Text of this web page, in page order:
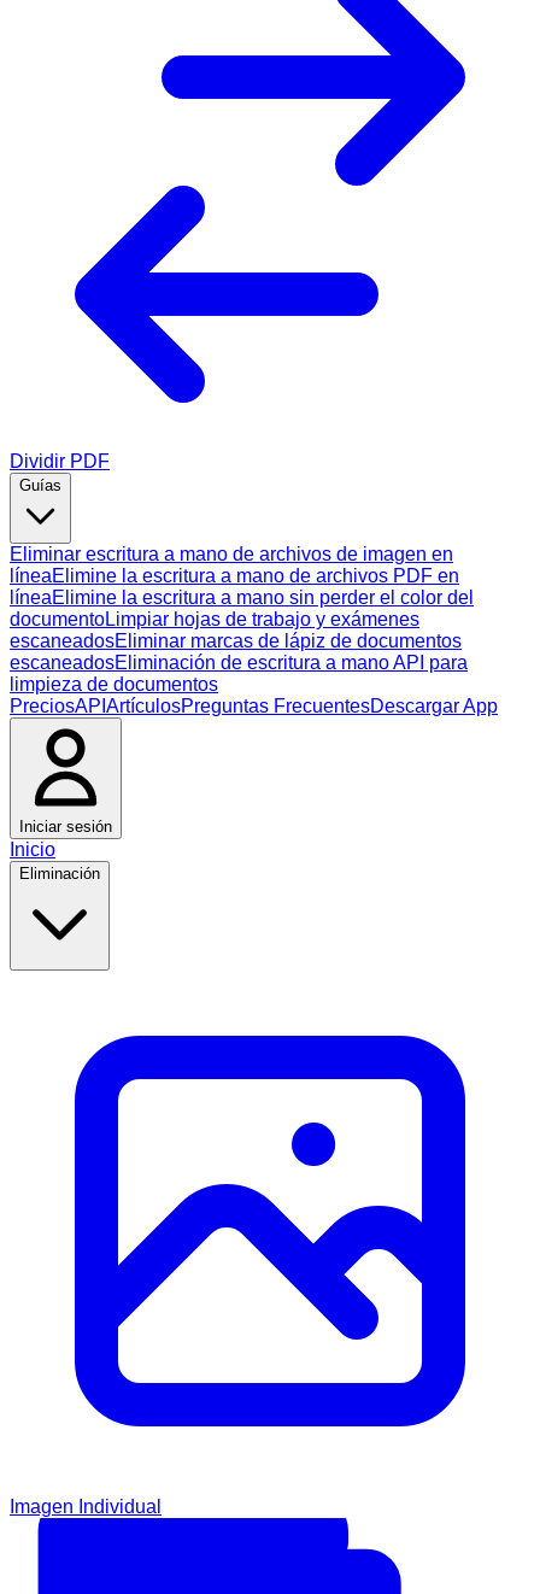
Dividir PDF
Guías
Eliminar escritura a mano de archivos de imagen en
líneaElimine la escritura a mano de archivos PDF en
líneaElimine la escritura a mano sin perder el color del
documentoLimpiar hojas de trabajo y exámenes
escaneadosEliminar marcas de lápiz de documentos
escaneadosEliminación de escritura a mano API para
limpieza de documentos
PreciosAPI ArtículosPreguntas FrecuentesDescargar App
Iniciar sesión
Inicio
Eliminación
Imagen Individual